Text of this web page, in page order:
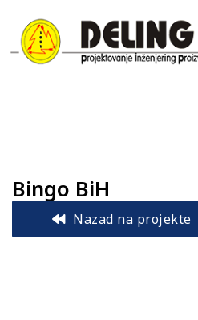
Bingo BiH
Nazad na projekte